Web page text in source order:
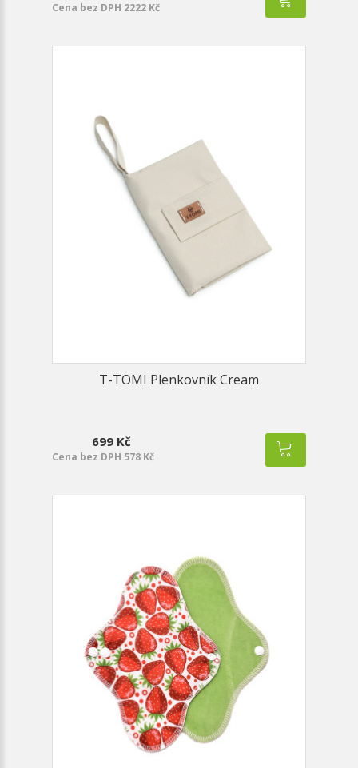
Cena bez DPH 2222 Kč
T-TOMI Plenkovník Cream
699 Kč
Cena bez DPH 578 Kč